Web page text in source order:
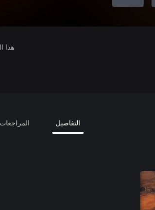
هذا
التفاصيل المراجعات